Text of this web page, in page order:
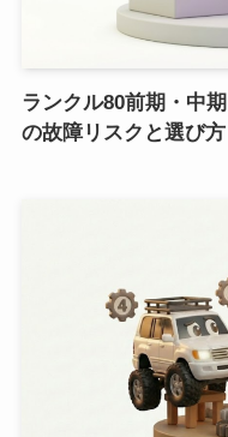
ランクル80前期・中
の故障リスクと選び方